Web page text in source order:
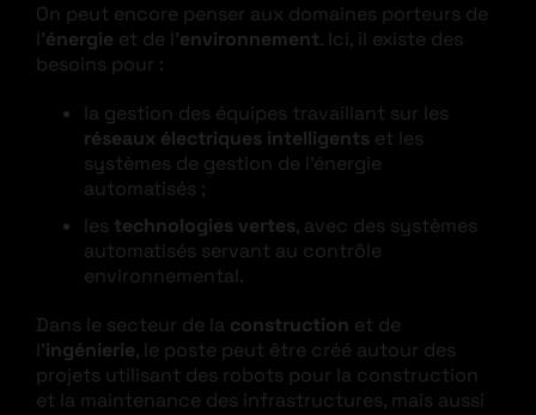
On peut encore penser aux domaines porteurs de
l’énergie et de l’environnement. Ici, il existe des
besoins pour :
la gestion des équipes travaillant sur les
réseaux électriques intelligents et les
systèmes de gestion de l’énergie
automatisés ;
les technologies vertes, avec des systèmes
automatisés servant au contrôle
environnemental.
Dans le secteur de la construction et de
l’ingénierie, le poste peut être créé autour des
projets utilisant des robots pour la construction
et la maintenance des infrastructures, mais aussi